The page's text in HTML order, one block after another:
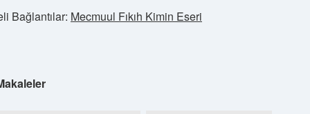
Bağlantılar: Mecmuul Fıkıh Kimin Eseri